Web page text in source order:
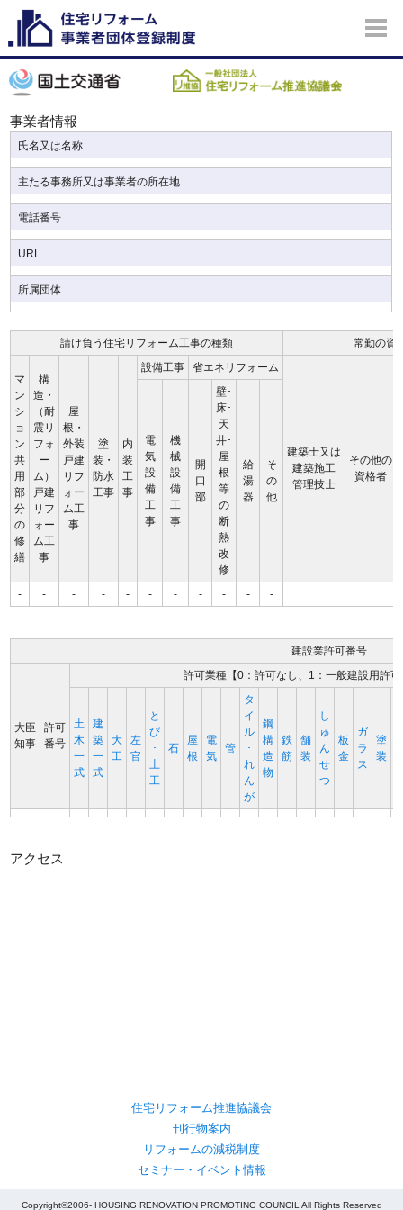
事業者情報
氏名又は名称
主たる事務所又は事業者の所在地
電話番号
URL
所属団体
請け負う住宅リフォーム工事の種類 常勤の資
マ
ン
シ
ョ
ン
共
用
部
分
の
修
繕
構
造・
（耐
震リ
フォ
ー
ム）
戸建
リフ
ォー
ム工
事
屋
根・
外装
戸建
リフ
ォー
ム工
事
塗
装・
防水
工事
内
装
工
事
設備工事 省エネリフォーム
建築士又は
建築施工
管理技士
その他の
資格者
電
気
設
備
工
事
機
械
設
備
工
事
開
口
部
壁･
床･
天
井･
屋
根
等
の
断
熱
改
修
給
湯
器
そ
の
他
- - - - - - - - - - -
建設業許可番号
大臣
知事
許可
番号
許可業種【0：許可なし、1：一般建設用許
土
木
一
式
建
築
一
式
大
工
左
官
と
び
･
土
工
石
屋
根
電
気
管
タ
イ
ル
･
れ
ん
が
鋼
構
造
物
鉄
筋
舗
装
し
ゅ
ん
せ
つ
板
金
ガ
ラ
ス
塗
装
アクセス
住宅リフォーム推進協議会
刊行物案内
リフォームの減税制度
セミナー・イベント情報
Copyright©2006- HOUSING RENOVATION PROMOTING COUNCIL All Rights Reserved